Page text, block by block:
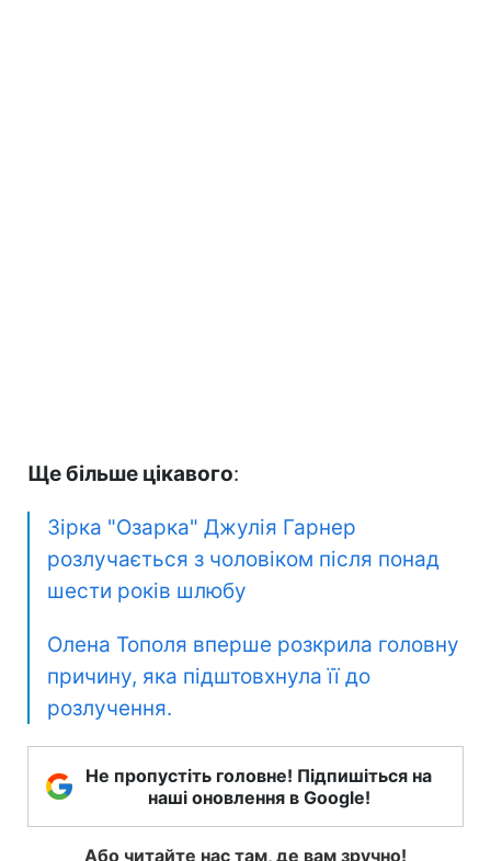
Ще більше цікавого:
Зірка "Озарка" Джулія Гарнер
розлучається з чоловіком після понад
шести років шлюбу
Олена Тополя вперше розкрила головну
причину, яка підштовхнула її до
розлучення.
Не пропустіть головне! Підпишіться на
наші оновлення в Google!
Або читайте нас там, де вам зручно!